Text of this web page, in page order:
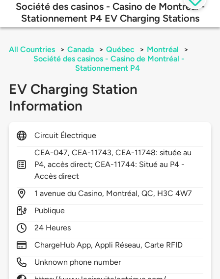
Société des casinos - Casino de Montréal -
Stationnement P4 EV Charging Stations
All Countries > Canada > Québec > Montréal
>
Société des casinos - Casino de Montréal -
Stationnement P4
EV Charging Station
Information
Circuit Électrique
CEA-047, CEA-11743, CEA-11748: située au
P4, accès direct; CEA-11744: Situé au P4 -
Accès direct
1 avenue du Casino, Montréal,QC, H3C 4W7
Publique
24 Heures
ChargeHub App, Appli Réseau, Carte RFID
Unknown phone number